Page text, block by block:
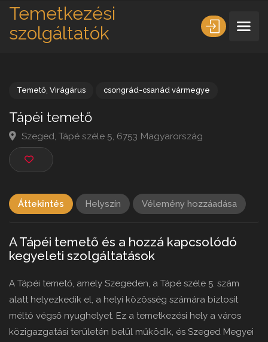
Temetkezési
szolgáltatók
Tápéi temető
Szeged, Tápé széle 5, 6753 Magyarország
Áttekintés Helyszín Vélemény hozzáadása
A Tápéi temető és a hozzá kapcsolódó
kegyeleti szolgáltatások
A Tápéi temető, amely Szegeden, a Tápé széle 5. szám
alatt helyezkedik el, a helyi közösség számára biztosít
méltó végső nyughelyet. Ez a temetkezési hely a város
közigazgatási területén belül működik, és Szeged Megyei